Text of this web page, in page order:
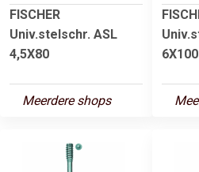
FISCHER
Univ.stelschr. ASL
4,5X80
Meerdere shops
6X100